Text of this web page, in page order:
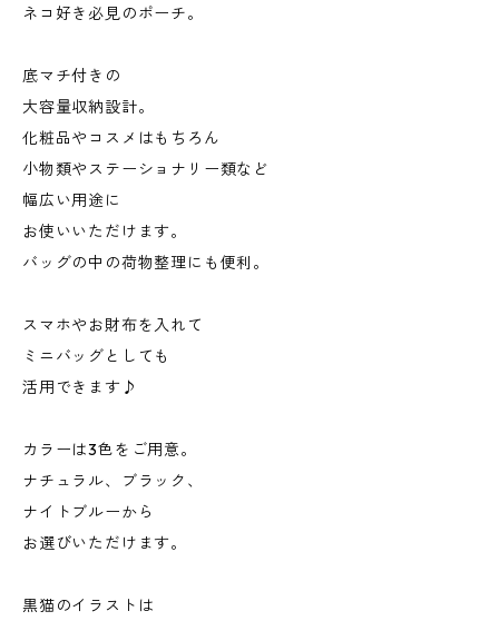
ネコ好き必見のポーチ。
底マチ付きの
大容量収納設計。
化粧品やコスメはもちろん
小物類やステーショナリー類など
幅広い用途に
お使いいただけます。
バッグの中の荷物整理にも便利。
スマホやお財布を入れて
ミニバッグとしても
活用できます♪
カラーは3色をご用意。
ナチュラル、ブラック、
ナイトブルーから
お選びいただけます。
黒猫のイラストは